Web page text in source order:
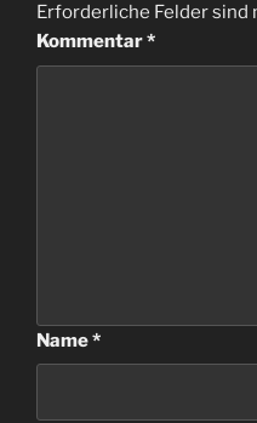
Erforderliche Felder sind
Kommentar*
Name*